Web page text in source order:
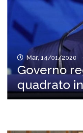
Mar, 14/01/2020
Governo
quadrato